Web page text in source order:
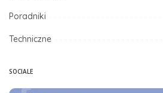
Poradniki
Techniczne
SOCIALE